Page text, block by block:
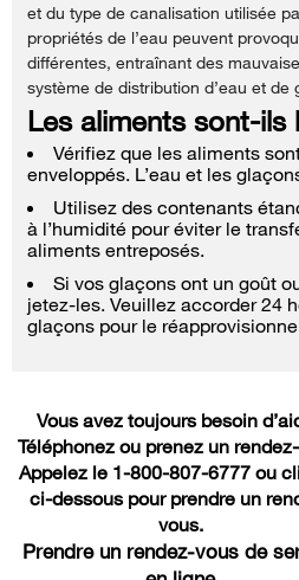
et du type de canalisation utilisée
propriétés de l’eau peuvent
différentes, entraînant des
système de distribution d’eau et de
Les aliments sont-ils
Vérifiez que les aliments
enveloppés. L’eau et les
Utilisez des contenants
à l’humidité pour éviter le
aliments entreposés.
Si vos glaçons ont un goût
jetez-les. Veuillez accorder 24
glaçons pour le
Vous avez toujours besoin
Téléphonez ou prenez un
Appelez le 1-800-807-6777 ou
ci-dessous pour prendre un
vous.
Prendre un rendez-vous de